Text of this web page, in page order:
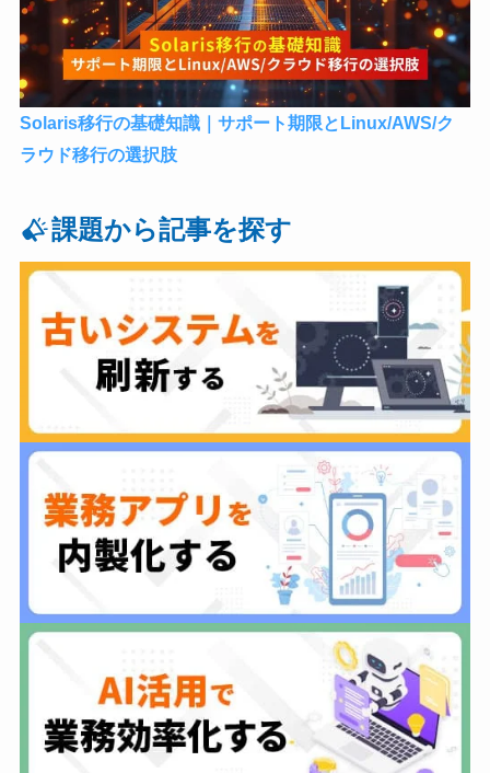
Solaris移行の基礎知識｜サポート期限とLinux/AWS/ク
ラウド移行の選択肢
課題から記事を探す